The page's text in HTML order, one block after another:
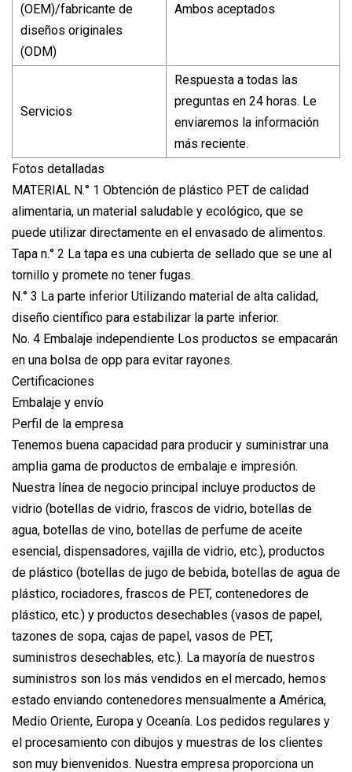
(OEM)/fabricante de
diseños originales
(ODM)
Ambos aceptados
Servicios
Respuesta a todas las
preguntas en 24 horas. Le
enviaremos la información
más reciente.
Fotos detalladas
MATERIAL N.° 1 Obtención de plástico PET de calidad
alimentaria, un material saludable y ecológico, que se
puede utilizar directamente en el envasado de alimentos.
Tapa n.° 2 La tapa es una cubierta de sellado que se une al
tornillo y promete no tener fugas.
N.° 3 La parte inferior Utilizando material de alta calidad,
diseño científico para estabilizar la parte inferior.
No. 4 Embalaje independiente Los productos se empacarán
en una bolsa de opp para evitar rayones.
Certificaciones
Embalaje y envío
Perfil de la empresa
Tenemos buena capacidad para producir y suministrar una
amplia gama de productos de embalaje e impresión.
Nuestra línea de negocio principal incluye productos de
vidrio (botellas de vidrio, frascos de vidrio, botellas de
agua, botellas de vino, botellas de perfume de aceite
esencial, dispensadores, vajilla de vidrio, etc.), productos
de plástico (botellas de jugo de bebida, botellas de agua de
plástico, rociadores, frascos de PET, contenedores de
plástico, etc.) y productos desechables (vasos de papel,
tazones de sopa, cajas de papel, vasos de PET,
suministros desechables, etc.). La mayoría de nuestros
suministros son los más vendidos en el mercado, hemos
estado enviando contenedores mensualmente a América,
Medio Oriente, Europa y Oceanía. Los pedidos regulares y
el procesamiento con dibujos y muestras de los clientes
son muy bienvenidos. Nuestra empresa proporciona un